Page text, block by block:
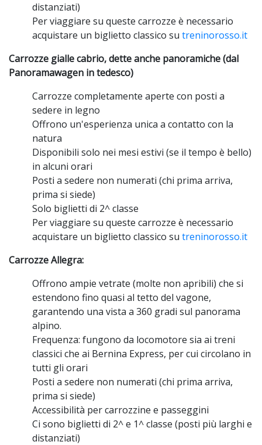
distanziati)
Per viaggiare su queste carrozze è necessario
acquistare un biglietto classico su treninorosso.it
Carrozze gialle cabrio, dette anche panoramiche (dal
Panoramawagen in tedesco)
Carrozze completamente aperte con posti a
sedere in legno
Offrono un'esperienza unica a contatto con la
natura
Disponibili solo nei mesi estivi (se il tempo è bello)
in alcuni orari
Posti a sedere non numerati (chi prima arriva,
prima si siede)
Solo biglietti di 2^ classe
Per viaggiare su queste carrozze è necessario
acquistare un biglietto classico su treninorosso.it
Carrozze Allegra:
Offrono ampie vetrate (molte non apribili) che si
estendono fino quasi al tetto del vagone,
garantendo una vista a 360 gradi sul panorama
alpino.
Frequenza: fungono da locomotore sia ai treni
classici che ai Bernina Express, per cui circolano in
tutti gli orari
Posti a sedere non numerati (chi prima arriva,
prima si siede)
Accessibilità per carrozzine e passeggini
Ci sono biglietti di 2^ e 1^ classe (posti più larghi e
distanziati)